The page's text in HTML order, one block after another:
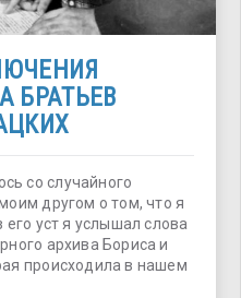
БРАТЬЕВ
со случайного
другом о том, что я
его уст я услышал слова
архива Бориса и
происходила в нашем